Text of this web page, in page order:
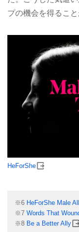
プの機会を得るこ
HeForShe
※6 HeForShe Male
※7 Words That
※8 Be a Better Ally